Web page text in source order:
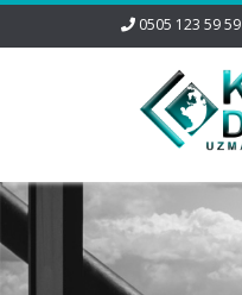
0505 123 59 59